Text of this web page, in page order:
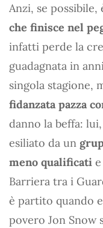
Anzi, se possibile,
che finisce nel
infatti perde la
guadagnata in
singola stagione,
fidanzata pazza
danno la beffa:
esiliato da un
meno qualificati
Barriera tra i
è partito quando
povero Jon Snow